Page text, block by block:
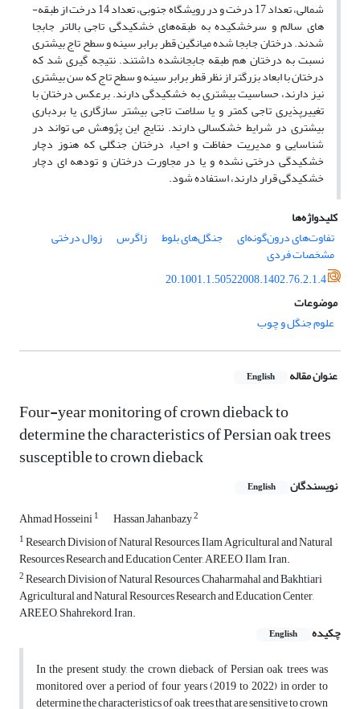
شمالی، تعداد 17 درخت و در رویشگاه جنوبی، تعداد 14 درخت از طبقه­
های سالم و سرخشکیده به طبقه‌های خشکیدگی تاجی بالاتر جابجا
شدند. درختان جابجا شده میانگین قطر برابر سینه و سطح تاج بیشتری
نسبت به درختان هم طبقه جابجانشده داشتند. نتیجه ­گیری شد که
درختان با ابعاد بزرگ­تر از نظر قطر برابر سینه و سطح تاج که سن بیشتری
نیز دارند، حساسیت بیشتری به خشکیدگی دارند. بر­عکس درختان با
تغییرپذیری تاجی کمتر و یا سلامت تاجی بیشتر سازگاری یا بردباری
بیشتری در شرایط خشکسالی دارند. نتایج این پژوهش می ­تواند در
شناسایی و مدیریت حفاظت و احیاء درختان جنگلی که هنوز دچار
خشکیدگی درختی نشده و یا در مجاورت درختان و توده­ه ای دچار
خشکیدگی قرار دارند، استفاده شود.
کلیدواژه‌ها
تفاوت‌های درون‌گونه‌ای
جنگل‌های بلوط زاگرس زوال درختی
مشخصات فردی
20.1001.1.50522008.1402.76.2.1.4
موضوعات
علوم جنگل و چوب
عنوان مقاله English
Four-year monitoring of crown dieback to
determine the characteristics of Persian oak trees
susceptible to crown dieback
نویسندگان English
Ahmad Hosseini1 Hassan Jahanbazy2
1Research Division of Natural Resources, Ilam Agricultural and Natural
Resources Research and Education Center, AREEO, Ilam, Iran.
2Research Division of Natural Resources, Chaharmahal and Bakhtiari
Agricultural and Natural Resources Research and Education Center,
AREEO, Shahrekord, Iran.
چکیده
English
In the present study, the crown dieback of Persian oak trees was
monitored over a period of four years (2019 to 2022) in order to
determine the characteristics of oak trees that are sensitive to crown